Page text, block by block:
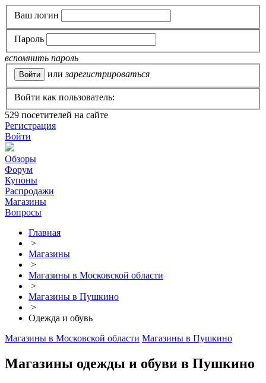
Ваш логин
Пароль
вспомнить пароль
или зарегистрироваться
Войти как пользователь:
529 посетителей на сайте
Регистрация
Войти
Обзоры
Форум
Купоны
Распродажи
Магазины
Вопросы
Главная
>
Магазины
>
Магазины в Московской области
>
Магазины в Пушкино
>
Одежда и обувь
Магазины в Московской области Магазины в Пушкино
Магазины одежды и обуви в Пушкино